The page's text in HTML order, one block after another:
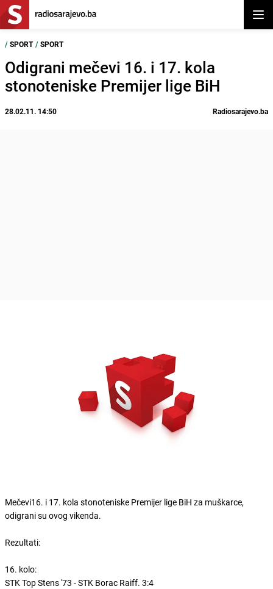
/ SPORT / SPORT
Odigrani mečevi 16. i 17. kola
stonoteniske Premijer lige BiH
28.02.11. 14:50 Radiosarajevo.ba
Mečevi16. i 17. kola stonoteniske Premijer lige BiH za muškarce,
odigrani su ovog vikenda.
Rezultati:
16. kolo:
STK Top Stens '73 - STK Borac Raiff. 3:4